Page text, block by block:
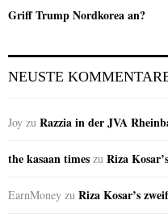
Griff Trump Nordkorea an?
NEUSTE
Joy zu Razzia in der JVA
the kasaan times zu Riza
EarnMoney zu Riza Kosar’s